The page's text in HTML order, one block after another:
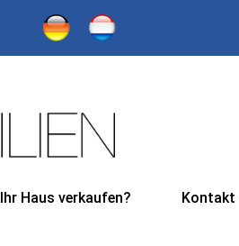
Ihr Haus verkaufen? Kontakt